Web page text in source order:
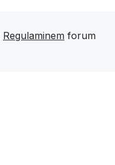
Regulaminem forum